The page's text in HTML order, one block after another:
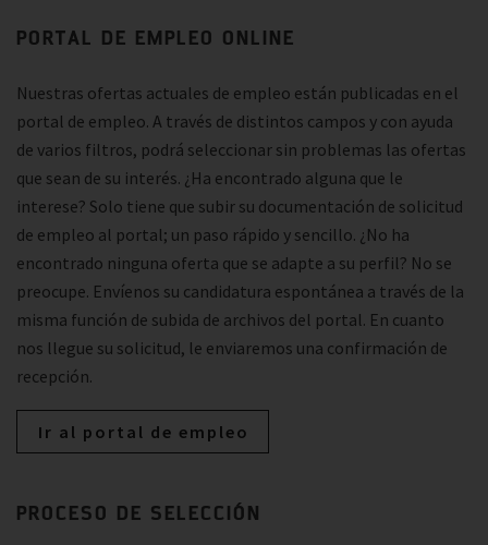
PORTAL DE EMPLEO ONLINE
Nuestras ofertas actuales de empleo están publicadas en el
portal de empleo. A través de distintos campos y con ayuda
de varios filtros, podrá seleccionar sin problemas las ofertas
que sean de su interés. ¿Ha encontrado alguna que le
interese? Solo tiene que subir su documentación de solicitud
de empleo al portal; un paso rápido y sencillo. ¿No ha
encontrado ninguna oferta que se adapte a su perfil? No se
preocupe. Envíenos su candidatura espontánea a través de la
misma función de subida de archivos del portal. En cuanto
nos llegue su solicitud, le enviaremos una confirmación de
recepción.
Ir al portal de empleo
PROCESO DE SELECCIÓN